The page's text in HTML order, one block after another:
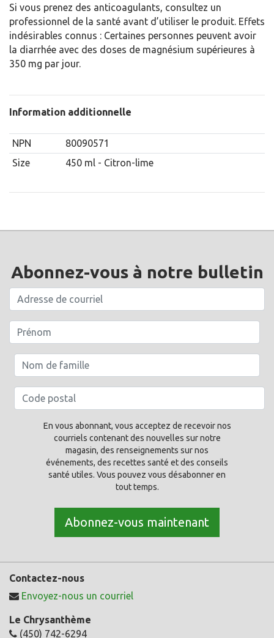
Si vous prenez des anticoagulants, consultez un
professionnel de la santé avant d’utiliser le produit. Effets
indésirables connus : Certaines personnes peuvent avoir
la diarrhée avec des doses de magnésium supérieures à
350 mg par jour.
Information additionnelle
NPN
80090571
Size
450 ml - Citron-lime
Abonnez-vous à notre bulletin
En vous abonnant, vous acceptez de recevoir nos
courriels contenant des nouvelles sur notre
magasin, des renseignements sur nos
événements, des recettes santé et des conseils
santé utiles. Vous pouvez vous désabonner en
tout temps.
Abonnez-vous maintenant
Contactez-nous
Envoyez-nous un courriel
Le Chrysanthème
(450) 742-6294